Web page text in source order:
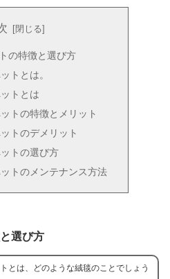
の特徴と選び方
トとは。
トとは
トの特徴とメリット
トのデメリット
トの選び方
トのメンテナンス方法
選び方
とは、どのような絨毯のことでしょう